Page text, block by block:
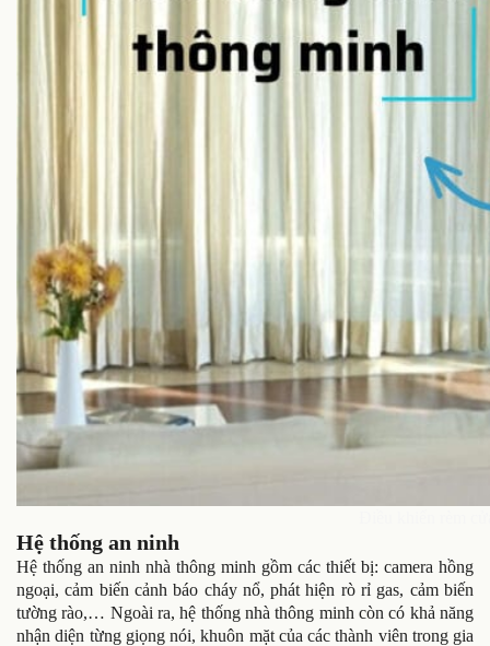
Hệ thống an ninh
Hệ thống an ninh nhà thông minh gồm các thiết bị: camera hồng
ngoại, cảm biến cảnh báo cháy nổ, phát hiện rò rỉ gas, cảm biến
tường rào,… Ngoài ra, hệ thống nhà thông minh còn có khả năng
nhận diện từng giọng nói, khuôn mặt của các thành viên trong gia